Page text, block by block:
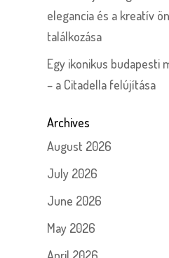
elegancia és a kreatív
találkozása
Egy ikonikus budapesti
– a Citadella felújítása
Archives
August 2026
July 2026
June 2026
May 2026